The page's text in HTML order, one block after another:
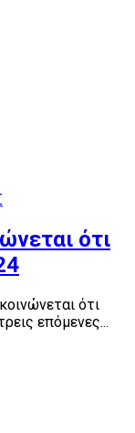
ότι
ότι
επόμενες...